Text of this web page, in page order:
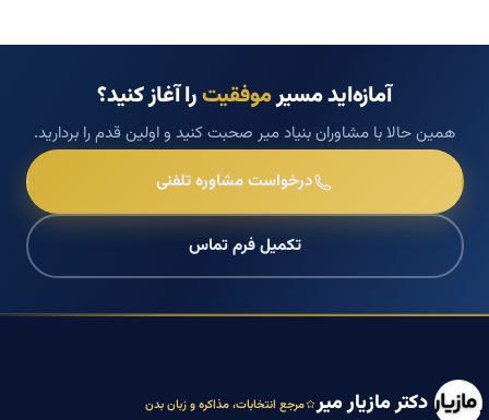
آمازه‌اید مسیرموفقیترا آغاز کنید؟
همین حالا با مشاوران بنیاد میر صحبت کنید و اولین قدم را بردارید.
درخواست مشاوره تلفنی
تکمیل فرم تماس
دکتر مازیار میر مرجع انتخابات، مذاکره و زبان بدن